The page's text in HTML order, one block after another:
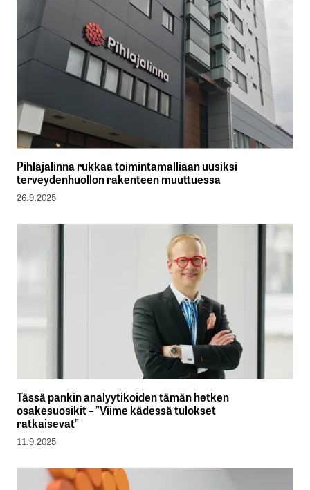
Pihlajalinna rukkaa toimintamalliaan uusiksi
terveydenhuollon rakenteen muuttuessa
26.9.2025
Tässä pankin analyytikoiden tämän hetken
osakesuosikit – ”Viime kädessä tulokset
ratkaisevat”
11.9.2025